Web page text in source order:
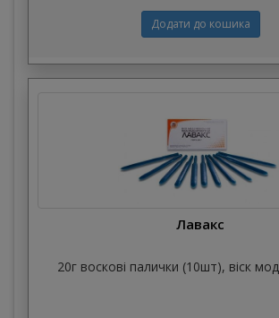
Лавакс
20г воскові палички (10шт), віск